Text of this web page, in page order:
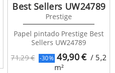
71,29 € -30% 49,90€ / 5,2
m²
Best Sellers UW24789
Prestige
Papel pintado Prestige Best
Sellers UW24789